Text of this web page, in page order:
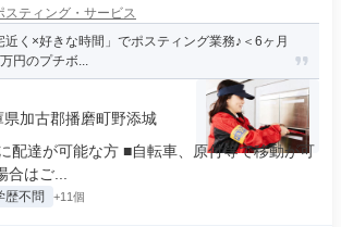
ティング・サービス
近く×好きな時間」でポスティング業務♪＜6ヶ月
円のプチボ...
加古郡播磨町野添城
配達が可能な方 ■自転車、原付等で移動が可
はご...
歴不問 +11個